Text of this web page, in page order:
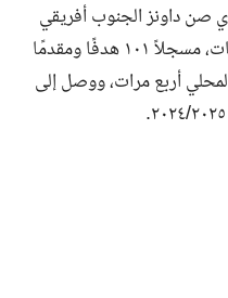
صن داونز الجنوب أفريقي
عام ٢٠٢٠، حيث شارك في ٢٠٥ مباريات، مسجلاً ١٠١ هدفًا ومقدمًا
أربع مرات، ووصل إلى